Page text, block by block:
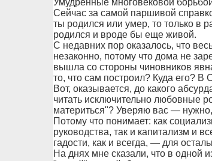
Умудренные многовековой
Сейчас за самой паршивой
ты родился или умер, то только в
родился и вроде бы еще живой.
С недавних пор оказалось, что
незаконно, потому что дома не
вышла со стороны чиновников
то, что сам построил? Куда его? В
Вот, оказывается, до какого
читать исключительно любовные
материться"? Уверяю вас —
Потому что понимает: как
руководства, так и капитализм и
гадости, как и всегда, — для
На днях мне сказали, что в одной